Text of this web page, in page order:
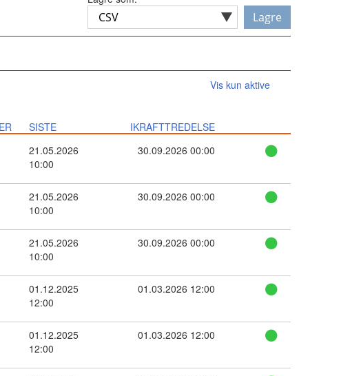
Lagre
Vis kun aktive
SISTE
IKRAFTTREDELSE
21.05.2026
10:00
30.09.2026 00:00
21.05.2026
10:00
30.09.2026 00:00
21.05.2026
10:00
30.09.2026 00:00
01.12.2025
12:00
01.03.2026 12:00
01.12.2025
12:00
01.03.2026 12:00